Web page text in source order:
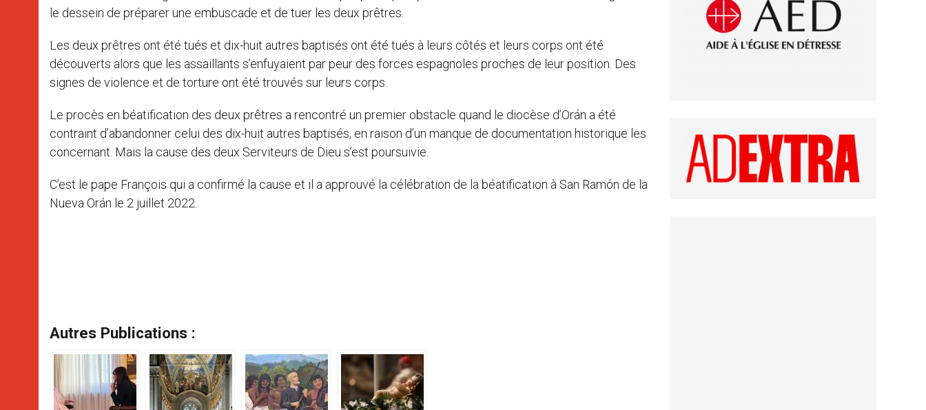
le dessein de préparer une embuscade et de tuer les deux prêtres.
Les deux prêtres ont été tués et dix-huit autres baptisés ont été tués à leurs côtés et leurs corps ont été
découverts alors que les assaillants s’enfuyaient par peur des forces espagnoles proches de leur position. Des
signes de violence et de torture ont été trouvés sur leurs corps.
Le procès en béatification des deux prêtres a rencontré un premier obstacle quand le diocèse d’Orán a été
contraint d’abandonner celui des dix-huit autres baptisés, en raison d’un manque de documentation historique les
concernant. Mais la cause des deux Serviteurs de Dieu s’est poursuivie.
C’est le pape François qui a confirmé la cause et il a approuvé la célébration de la béatification à San Ramón de la
Nueva Orán le 2 juillet 2022.
Autres Publications :